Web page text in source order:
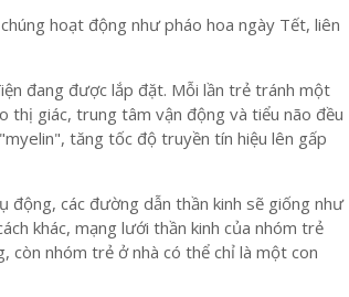
hoạt động như pháo hoa ngày Tết, liên
đang được lắp đặt. Mỗi lần trẻ tránh một
thị giác, trung tâm vận động và tiểu não đều
tăng tốc độ truyền tín hiệu lên gấp
động, các đường dẫn thần kinh sẽ giống như
khác, mạng lưới thần kinh của nhóm trẻ
nhóm trẻ ở nhà có thể chỉ là một con